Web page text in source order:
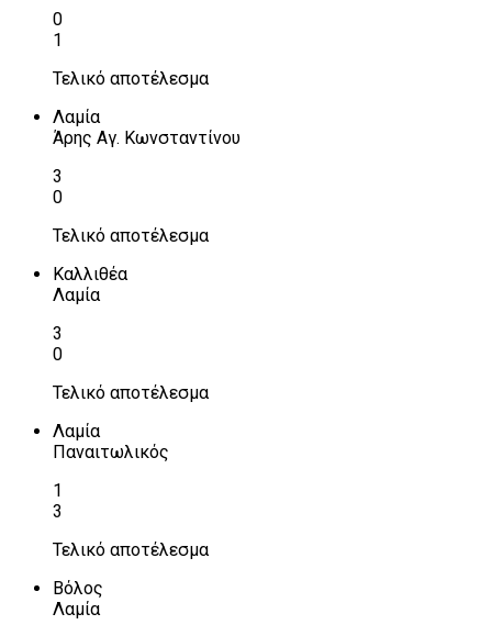
0
1
Τελικό αποτέλεσμα
Λαμία
Άρης Αγ. Κωνσταντίνου
3
0
Τελικό αποτέλεσμα
Καλλιθέα
Λαμία
3
0
Τελικό αποτέλεσμα
Λαμία
Παναιτωλικός
1
3
Τελικό αποτέλεσμα
Βόλος
Λαμία